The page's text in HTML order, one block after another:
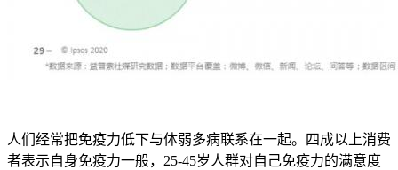
人们经常把免疫力低下与体弱多病联系在一起。四成以上消费
者表示自身免疫力一般，25-45岁人群对自己免疫力的满意度